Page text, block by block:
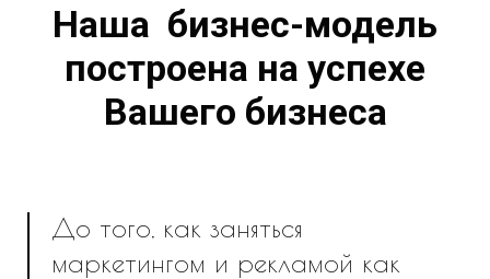
Наша бизнес-модель
построена на успехе
Вашего бизнеса
До того, как заняться
маркетингом и рекламой как